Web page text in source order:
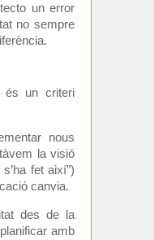
un error
no sempre
és un criteri
nous
la visió
fet així”)
canvia.
des de la
amb